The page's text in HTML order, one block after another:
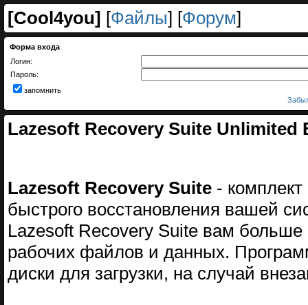
[Cool4you] [Файлы] [Форум]
Форма входа
Логин:
Пароль:
запомнить
Lazesoft Recovery Suite Unlimited
Lazesoft Recovery Suite -
быстрого восстановления вашей
Lazesoft Recovery Suite вам больше
рабочих файлов и данных.
диски для загрузки, на случай